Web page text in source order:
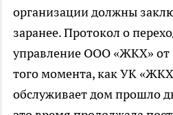
организации должны
заранее. Протокол о
управление ООО «ЖКХ» от
того момента, как УК
обслуживает дом прошло